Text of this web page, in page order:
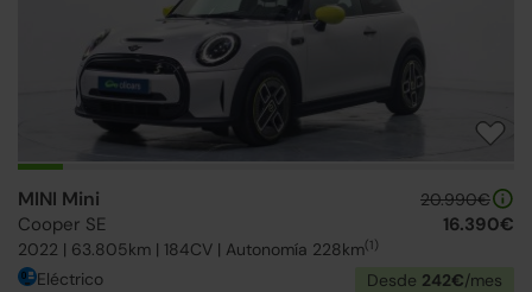
MINI Mini
Cooper SE
2022 | 63.805km | 184CV | Autonomía 228km(1)
20.990€
16.390€
Eléctrico Desde 242€/mes